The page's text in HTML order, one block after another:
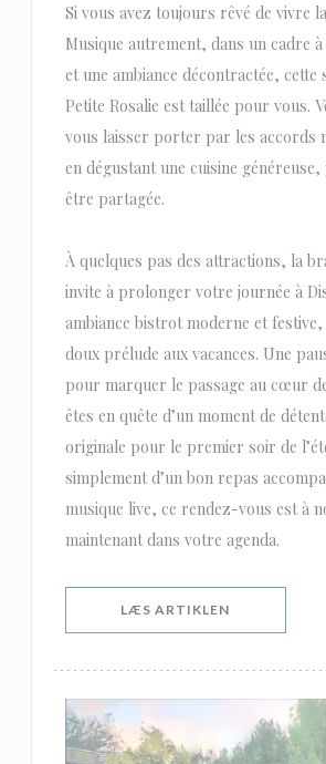
Si vous avez toujours rêvé de vivre
Musique autrement, dans un cadre
et une ambiance décontractée, cette
Petite Rosalie est taillée pour vous.
vous laisser porter par les accords
en dégustant une cuisine
être partagée.
À quelques pas des attractions, la
invite à prolonger votre journée à
ambiance bistrot moderne et
doux prélude aux vacances. Une
pour marquer le passage au cœur
êtes en quête d’un moment de
originale pour le premier soir de
simplement d’un bon repas
musique live, ce rendez-vous est à
maintenant dans votre agenda.
LÆS ARTIKLEN